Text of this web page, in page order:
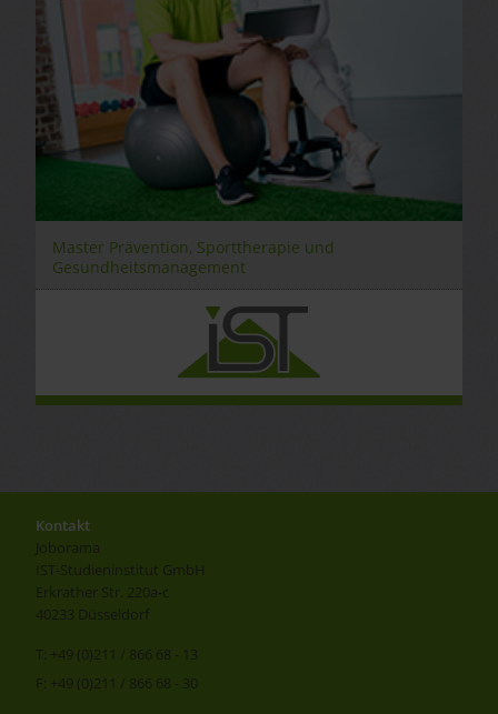
Master Prävention, Sporttherapie und
Gesundheitsmanagement
Kontakt
Joborama
IST-Studieninstitut GmbH
Erkrather Str. 220a-c
40233 Düsseldorf
T: +49 (0)211 / 866 68 - 13
F: +49 (0)211 / 866 68 - 30